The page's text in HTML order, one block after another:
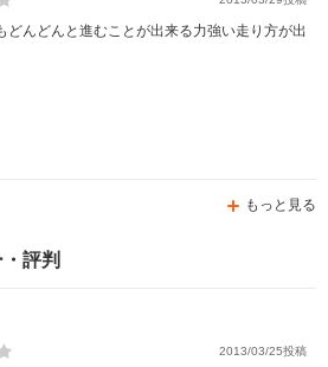
どんどんと進むことが出来る力強い走り方が出
もっと見る
評判
2013/03/25投稿